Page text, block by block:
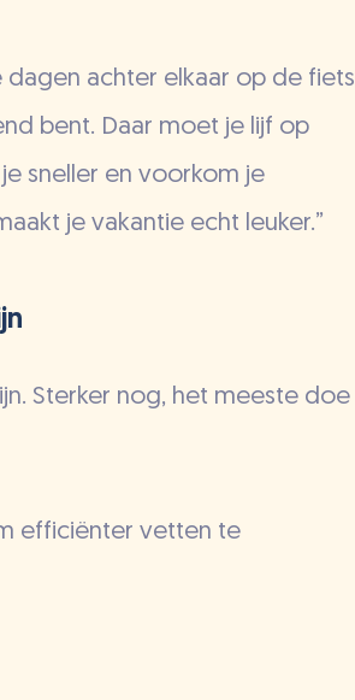
dagen achter elkaar op de fiets
bent. Daar moet je lijf op
sneller en voorkom je
je vakantie echt leuker.”
Sterker nog, het meeste doe
efficiënter vetten te